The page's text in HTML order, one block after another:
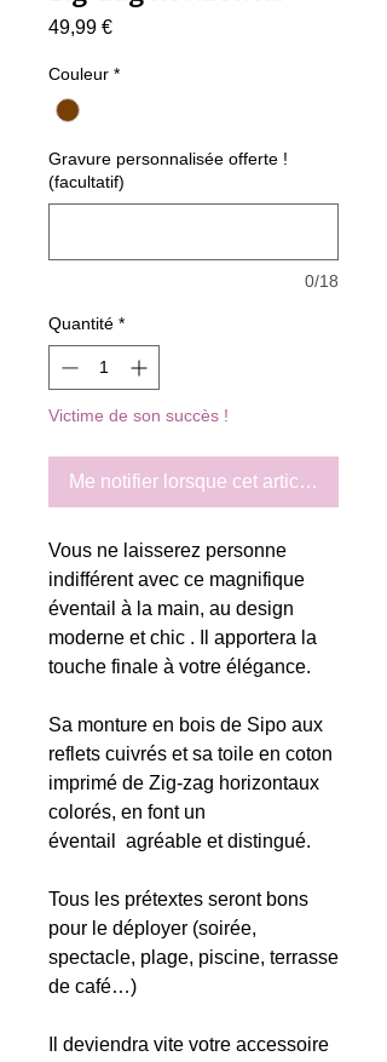
49,99 €Prix
Couleur *
Gravure personnalisée offerte !
(facultatif)
0/18
Quantité *
Victime de son succès !
Me notifier lorsque cet article est
Vous ne laisserez personne
indifférent avec ce magnifique
éventail à la main, au design
moderne et chic . Il apportera la
touche finale à votre élégance.
Sa monture en bois de Sipo aux
reflets cuivrés et sa toile en coton
imprimé de Zig-zag horizontaux
colorés, en font un
éventail agréable et distingué.
Tous les prétextes seront bons
pour le déployer (soirée,
spectacle, plage, piscine, terrasse
de café…)
Il deviendra vite votre accessoire